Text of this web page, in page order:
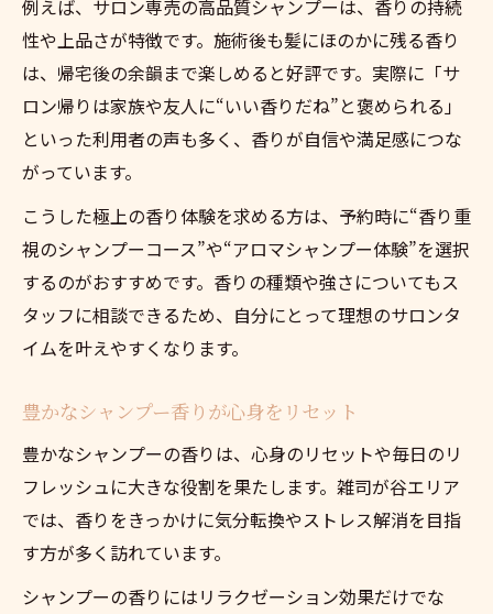
例えば、サロン専売の高品質シャンプーは、香りの持続
性や上品さが特徴です。施術後も髪にほのかに残る香り
は、帰宅後の余韻まで楽しめると好評です。実際に「サ
ロン帰りは家族や友人に“いい香りだね”と褒められる」
といった利用者の声も多く、香りが自信や満足感につな
がっています。
こうした極上の香り体験を求める方は、予約時に“香り重
視のシャンプーコース”や“アロマシャンプー体験”を選択
するのがおすすめです。香りの種類や強さについてもス
タッフに相談できるため、自分にとって理想のサロンタ
イムを叶えやすくなります。
豊かなシャンプー香りが心身をリセット
豊かなシャンプーの香りは、心身のリセットや毎日のリ
フレッシュに大きな役割を果たします。雑司が谷エリア
では、香りをきっかけに気分転換やストレス解消を目指
す方が多く訪れています。
シャンプーの香りにはリラクゼーション効果だけでな